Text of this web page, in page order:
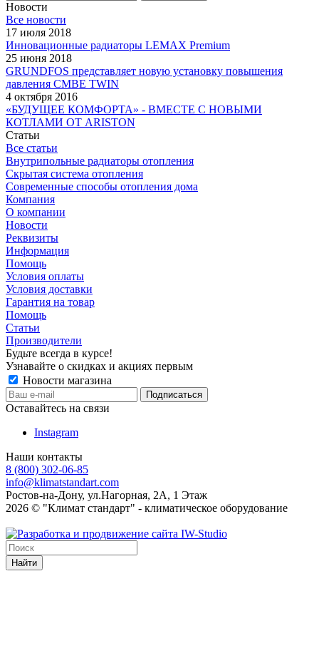
Новости
Все новости
17 июля 2018
Инновационные радиаторы LEMAX Premium
25 июня 2018
GRUNDFOS представляет новую установку повышения
давления CMBE TWIN
4 октября 2016
«БУДУЩЕЕ КОМФОРТА» - ВМЕСТЕ С НОВЫМИ
КОТЛАМИ ОТ ARISTON
Статьи
Все статьи
Внутрипольные радиаторы отопления
Скрытая система отопления
Современные способы отопления дома
Компания
О компании
Новости
Реквизиты
Информация
Помощь
Условия оплаты
Условия доставки
Гарантия на товар
Помощь
Статьи
Производители
Будьте всегда в курсе!
Узнавайте о скидках и акциях первым
Новости магазина
Оставайтесь на связи
Instagram
Наши контакты
8 (800) 302-06-85
info@klimatstandart.com
Ростов-на-Дону, ул.Нагорная, 2А, 1 Этаж
2026 © "Климат стандарт" - климатическое оборудование
Найти